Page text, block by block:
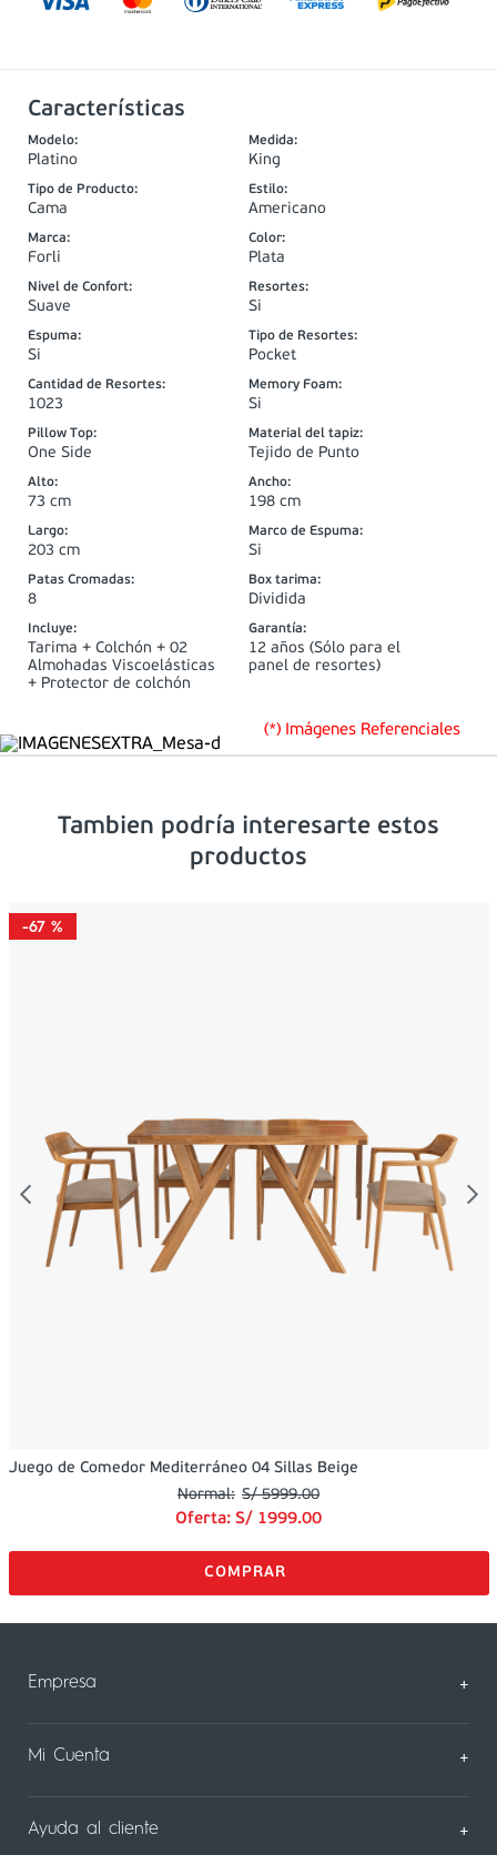
Características
Modelo:
Platino
Medida:
King
Tipo de Producto:
Cama
Estilo:
Americano
Marca:
Forli
Color:
Plata
Nivel de Confort:
Suave
Resortes:
Si
Espuma:
Si
Tipo de Resortes:
Pocket
Cantidad de Resortes:
1023
Memory Foam:
Si
Pillow Top:
One Side
Material del tapiz:
Tejido de Punto
Alto:
73 cm
Ancho:
198 cm
Largo:
203 cm
Marco de Espuma:
Si
Patas Cromadas:
8
Box tarima:
Dividida
Incluye:
Tarima + Colchón + 02
Almohadas Viscoelásticas
+ Protector de colchón
Garantía:
12 años (Sólo para el
panel de resortes)
(*) Imágenes Referenciales
Tambien podría interesarte estos
productos
-67 %
Juego de Comedor Mediterráneo 04 Sillas Beige
S/ 5999.00
Oferta: S/ 1999.00
Empresa +
Sobre Nosotros
Mi Cuenta +
Mi Perfil
Ayuda al cliente +